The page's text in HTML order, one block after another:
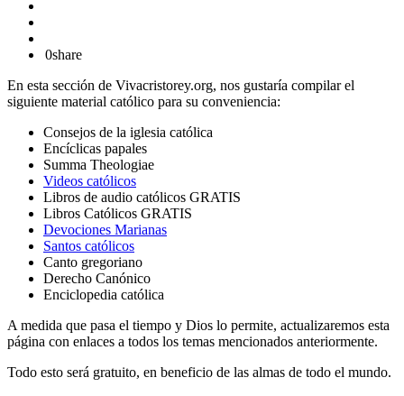
0share
En esta sección de Vivacristorey.org, nos gustaría compilar el
siguiente material católico para su conveniencia:
Consejos de la iglesia católica
Encíclicas papales
Summa Theologiae
Videos católicos
Libros de audio católicos GRATIS
Libros Católicos GRATIS
Devociones Marianas
Santos católicos
Canto gregoriano
Derecho Canónico
Enciclopedia católica
A medida que pasa el tiempo y Dios lo permite, actualizaremos esta
página con enlaces a todos los temas mencionados anteriormente.
Todo esto será gratuito, en beneficio de las almas de todo el mundo.